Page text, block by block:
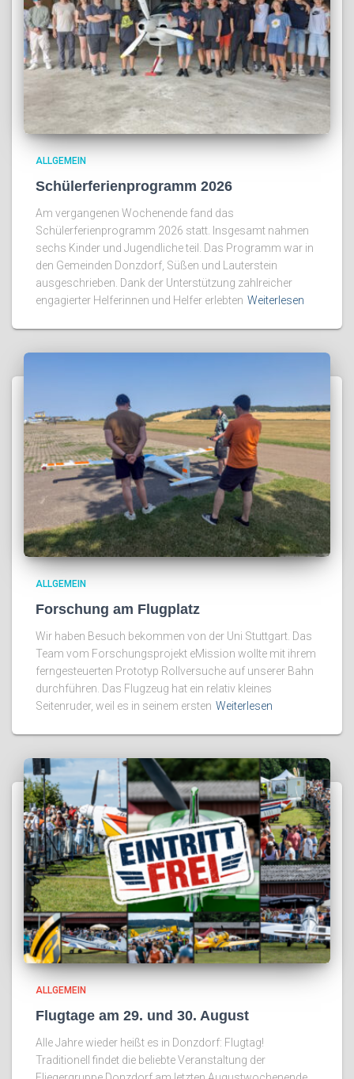
ALLGEMEIN
Schülerferienprogramm 2026
Am vergangenen Wochenende fand das
Schülerferienprogramm 2026 statt. Insgesamt nahmen
sechs Kinder und Jugendliche teil. Das Programm war in
den Gemeinden Donzdorf, Süßen und Lauterstein
ausgeschrieben. Dank der Unterstützung zahlreicher
engagierter Helferinnen und Helfer erlebten Weiterlesen
ALLGEMEIN
Forschung am Flugplatz
Wir haben Besuch bekommen von der Uni Stuttgart. Das
Team vom Forschungsprojekt eMission wollte mit ihrem
ferngesteuerten Prototyp Rollversuche auf unserer Bahn
durchführen. Das Flugzeug hat ein relativ kleines
Seitenruder, weil es in seinem ersten Weiterlesen
ALLGEMEIN
Flugtage am 29. und 30. August
Alle Jahre wieder heißt es in Donzdorf: Flugtag!
Traditionell findet die beliebte Veranstaltung der